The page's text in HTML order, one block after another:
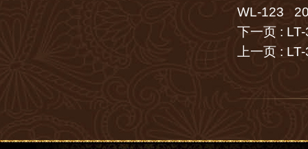
WL-123
下一页 :
上一页 :